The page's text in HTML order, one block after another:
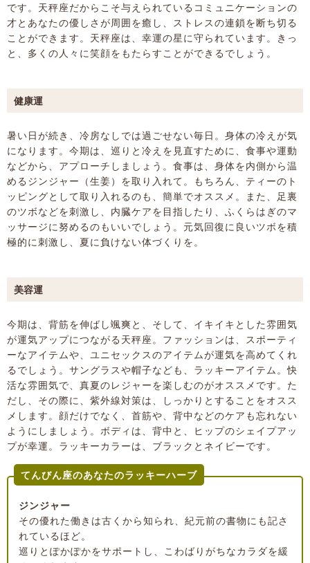
です。天秤座だからこそ与えられているコミュニケーションの
才とあなたの優しさが周囲を癒し、ストレスの連鎖を断ち切る
ことができます。天秤座は、幸運の星に守られています。きっ
と、多くの人々に笑顔をもたらすことができるでしょう。
健康運
暑い日が続き、冷房なしでは過ごせない毎日。身体の冷えが気
になります。今期は、巡りと冷えを見直すために、食事や運動
などから、アプローチしましょう。食事は、身体を内側から温
めるジンジャー（生姜）を取り入れて。もちろん、ティーのト
ッピングとして取り入れるのも、簡単でオススメ。また、足裏
のツボなどを刺激し、内臓ケアを目指したり、ふくらはぎのマ
ッサージに努めるのもいいでしょう。元気回復に良いツボを積
極的に刺激し、夏に負けない体づくりを。
美容運
今期は、背筋を伸ばし颯爽と、そして、イキイキとした雰囲気
が運気アップにつながる天秤座。ファッションは、スポーティ
ーなアイテムや、ユニセックスのアイテムが運気を高めてくれ
るでしょう。サングラスや帽子なども、ラッキーアイテム。快
活な雰囲気で、真夏のレジャーを楽しむのがオススメです。た
だし、その際に、紫外線対策は、しっかりとすることをオスス
メします。顔だけでなく、首筋や、背中などのケアも忘れない
ようにしましょう。ボディは、背中と、ヒップのシェイプアッ
プが幸運。ラッキーカラーは、ブラックとネイビーです。
てんびん座のあなたのラッキーハーブ
ジンジャー
その優れた働きは古くから知られ、紀元前の書物にも記さ
れているほど。
巡りとぽかぽかをサポートし、こわばりがちなカラダを緩